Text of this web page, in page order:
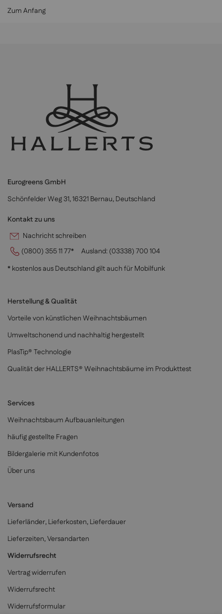
Zum Anfang
Eurogreens GmbH
Schönfelder Weg 31, 16321 Bernau, Deutschland
Kontakt zu uns
Nachricht schreiben
(0800) 355 11 77*
Ausland: (03338) 700 104
* kostenlos aus Deutschland gilt auch für Mobilfunk
Herstellung & Qualität
Vorteile von künstlichen Weihnachtsbäumen
Umweltschonend und nachhaltig hergestellt
PlasTip® Technologie
Qualität der HALLERTS® Weihnachtsbäume im Produkttest
Services
Weihnachtsbaum Aufbauanleitungen
häufig gestellte Fragen
Bildergalerie mit Kundenfotos
Über uns
Versand
Lieferländer, Lieferkosten, Lieferdauer
Lieferzeiten, Versandarten
Widerrufsrecht
Vertrag widerrufen
Widerrufsrecht
Widerrufsformular